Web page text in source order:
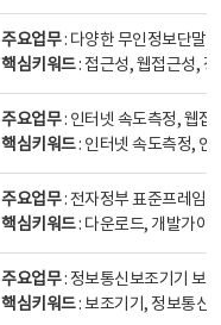
주요업무: 다양한 무인정보단말
핵심키워드: 접근성, 웹접근성,
주요업무: 인터넷 속도측정, 웹접
핵심키워드: 인터넷 속도측정, 인
주요업무: 전자정부 표준프레임
핵심키워드: 다운로드, 개발가이
주요업무: 정보통신보조기기 보
핵심키워드: 보조기기, 정보통신